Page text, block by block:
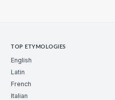
TOP ETYMOLOGIES
English
Latin
French
Italian